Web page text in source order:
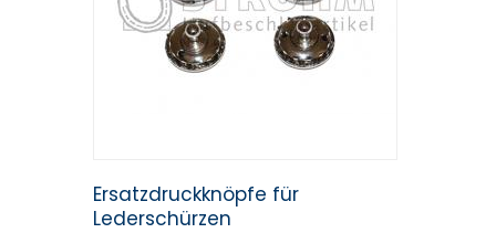
Ersatzdruckknöpfe für
Lederschürzen